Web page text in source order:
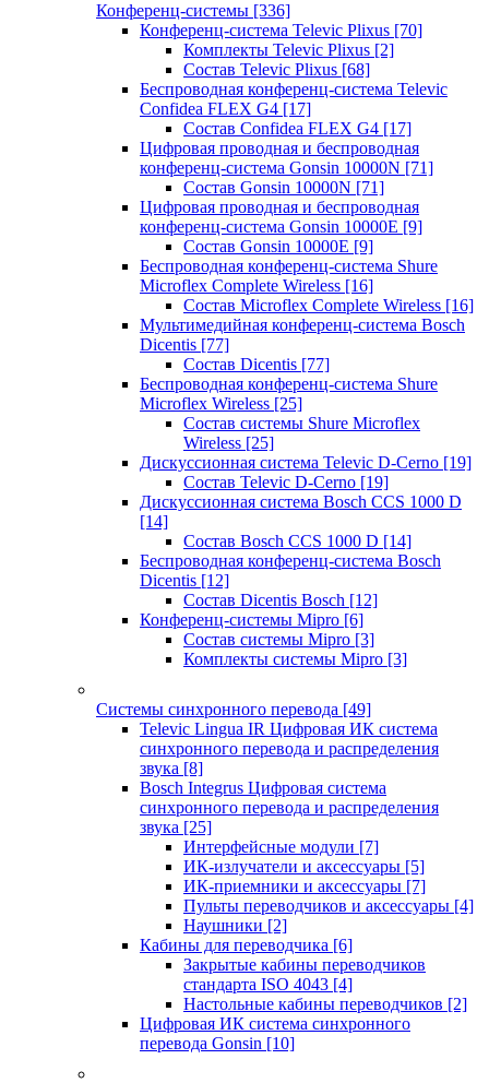
Конференц-системы [336]
Конференц-система Televic Plixus [70]
Комплекты Televic Plixus [2]
Состав Televic Plixus [68]
Беспроводная конференц-система Televic
Confidea FLEX G4 [17]
Состав Confidea FLEX G4 [17]
Цифровая проводная и беспроводная
конференц-система Gonsin 10000N [71]
Состав Gonsin 10000N [71]
Цифровая проводная и беспроводная
конференц-система Gonsin 10000E [9]
Состав Gonsin 10000E [9]
Беспроводная конференц-система Shure
Microflex Complete Wireless [16]
Состав Microflex Complete Wireless [16]
Мультимедийная конференц-система Bosch
Dicentis [77]
Состав Dicentis [77]
Беспроводная конференц-система Shure
Microflex Wireless [25]
Состав системы Shure Microflex
Wireless [25]
Дискуссионная система Televic D-Cerno [19]
Состав Televic D-Cerno [19]
Дискуссионная система Bosch CCS 1000 D
[14]
Состав Bosch CCS 1000 D [14]
Беспроводная конференц-система Bosch
Dicentis [12]
Состав Dicentis Bosch [12]
Конференц-системы Mipro [6]
Состав системы Mipro [3]
Комплекты системы Mipro [3]
Системы синхронного перевода [49]
Televic Lingua IR Цифровая ИК система
синхронного перевода и распределения
звука [8]
Bosch Integrus Цифровая система
синхронного перевода и распределения
звука [25]
Интерфейсные модули [7]
ИК-излучатели и аксессуары [5]
ИК-приемники и аксессуары [7]
Пульты переводчиков и аксессуары [4]
Наушники [2]
Кабины для переводчика [6]
Закрытые кабины переводчиков
стандарта ISO 4043 [4]
Настольные кабины переводчиков [2]
Цифровая ИК система синхронного
перевода Gonsin [10]